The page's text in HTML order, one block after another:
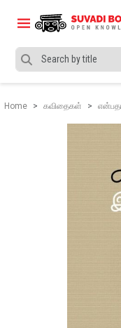
Home கவிதைகள்